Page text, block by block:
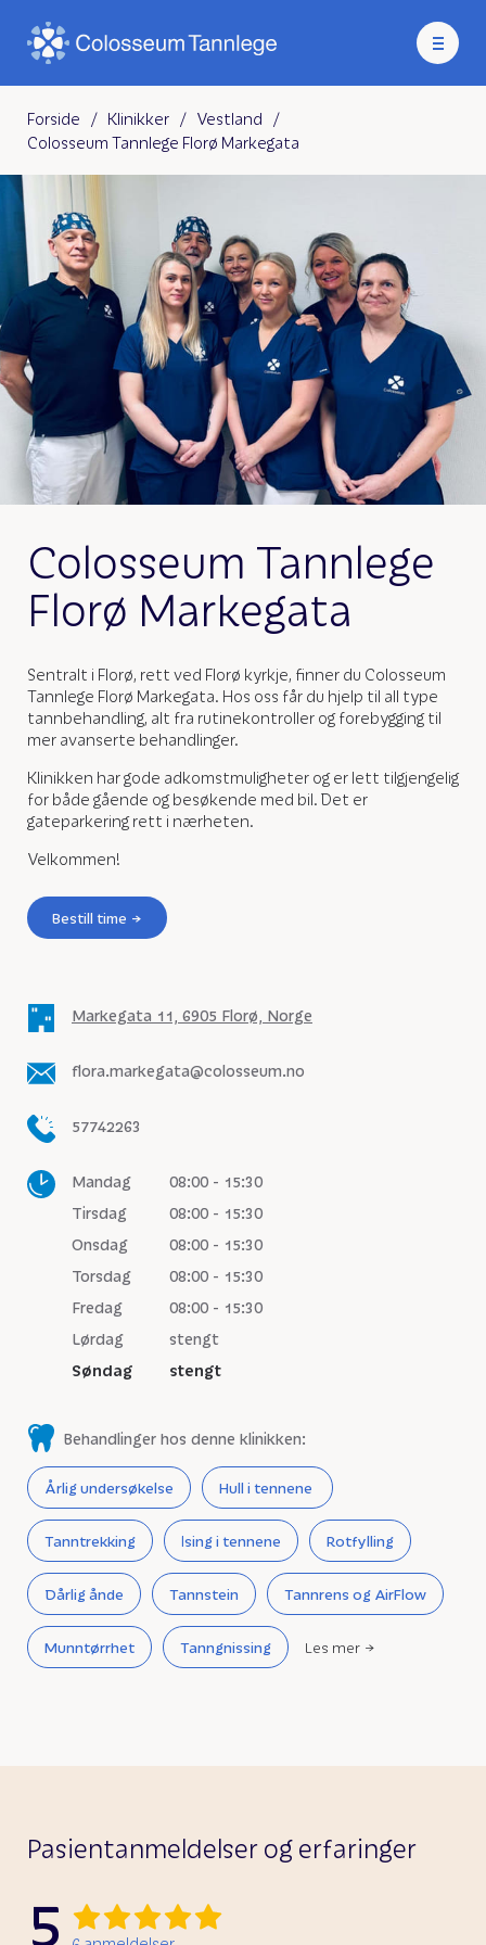
Forside / Klinikker / Vestland
/
Colosseum Tannlege Florø Markegata
Colosseum Tannlege
Florø Markegata
Sentralt i Florø, rett ved Florø kyrkje, finner du Colosseum
Tannlege Florø Markegata. Hos oss får du hjelp til all type
tannbehandling, alt fra rutinekontroller og forebygging til
mer avanserte behandlinger.
Klinikken har gode adkomstmuligheter og er lett tilgjengelig
for både gående og besøkende med bil. Det er
gateparkering rett i nærheten.
Velkommen!
Bestill time
Markegata 11, 6905 Florø, Norge
flora.markegata@colosseum.no
57742263
Mandag
08:00 - 15:30
Tirsdag
08:00 - 15:30
Onsdag
08:00 - 15:30
Torsdag
08:00 - 15:30
Fredag
08:00 - 15:30
Lørdag
stengt
Søndag
stengt
Behandlinger hos denne klinikken:
Årlig undersøkelse Hull i tennene
Tanntrekking Ising i tennene Rotfylling
Dårlig ånde Tannstein Tannrens og AirFlow
Munntørrhet Tanngnissing Les mer
Pasientanmeldelser og erfaringer
5